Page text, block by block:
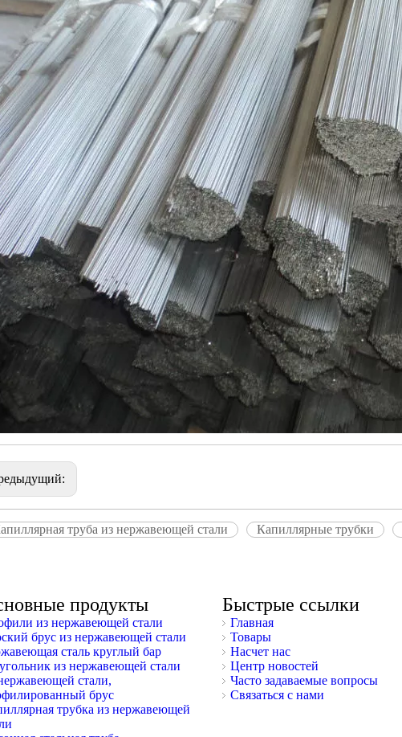
труба из нержавеющей стали Капиллярные трубки
продукты
из нержавеющей стали
брус из нержавеющей стали
сталь круглый бар
из нержавеющей стали
стали,
брус
трубка из нержавеющей
Быстрые ссылки
Главная
Товары
Насчет нас
Центр новостей
Часто задаваемые вопросы
Связаться с нами